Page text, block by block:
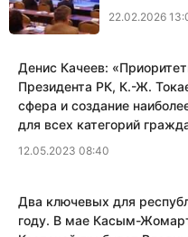
22.02.2026
Денис Качеев:
Президента РК, К.-Ж.
сфера и создание
для всех категорий
12.05.2023 08:40
Два ключевых для
году. В мае Касым-